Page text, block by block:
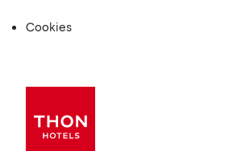
Cookies